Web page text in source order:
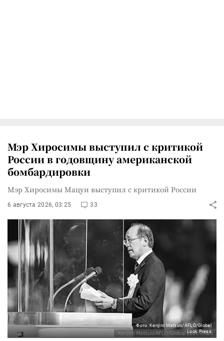
Мэр Хиросимы выступил с критикой
России в годовщину американской
бомбардировки
Мэр Хиросимы Мацуи выступил с критикой России
6 августа 2026, 03:25 33
Фото: Kenjiro Matsuo/AFLO/Global
Look Press